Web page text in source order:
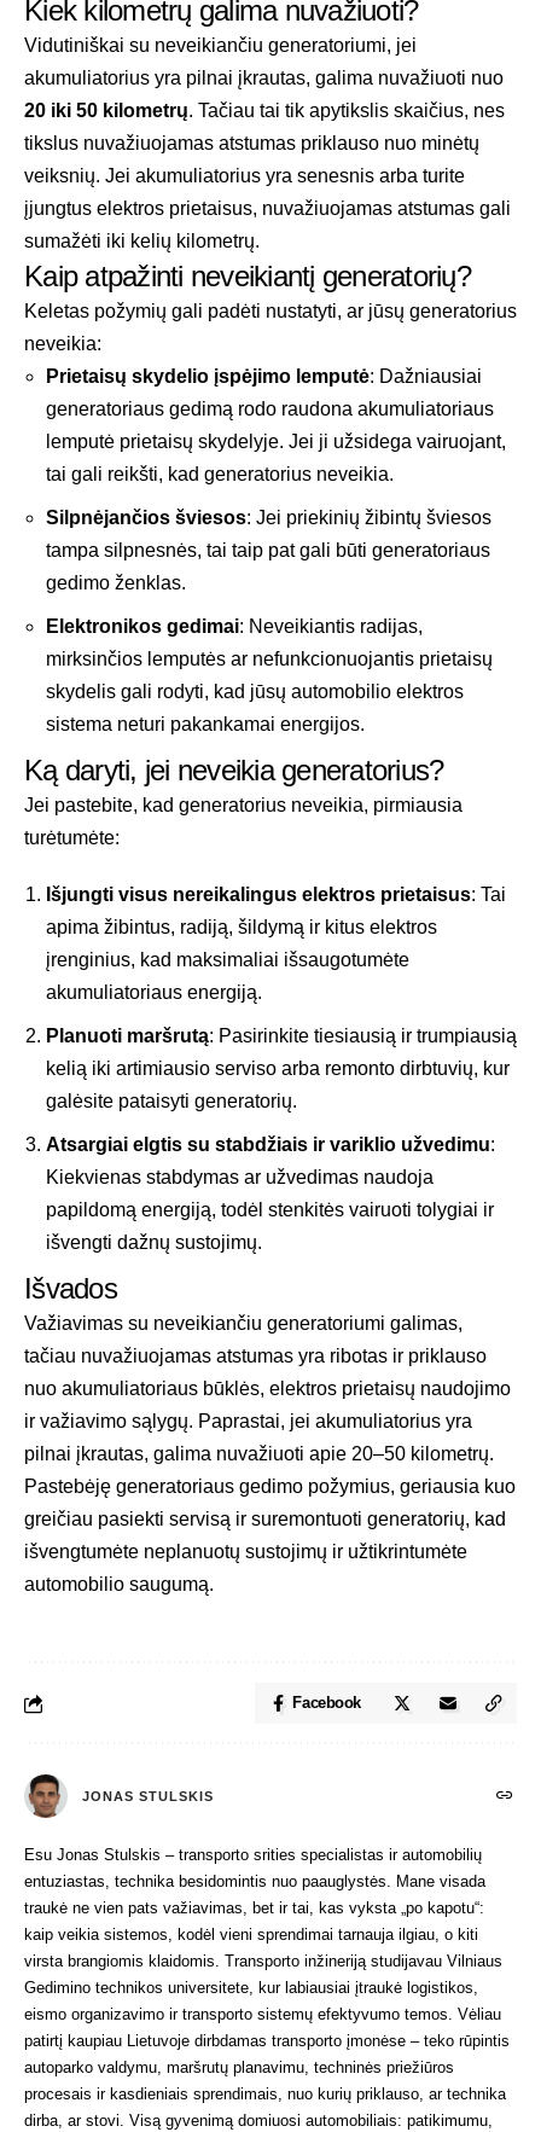
Kiek kilometrų galima nuvažiuoti?
Vidutiniškai su neveikiančiu generatoriumi, jei
akumuliatorius yra pilnai įkrautas, galima nuvažiuoti nuo
20 iki 50 kilometrų. Tačiau tai tik apytikslis skaičius, nes
tikslus nuvažiuojamas atstumas priklauso nuo minėtų
veiksnių. Jei akumuliatorius yra senesnis arba turite
įjungtus elektros prietaisus, nuvažiuojamas atstumas gali
sumažėti iki kelių kilometrų.
Kaip atpažinti neveikiantį generatorių?
Keletas požymių gali padėti nustatyti, ar jūsų generatorius
neveikia:
Prietaisų skydelio įspėjimo lemputė: Dažniausiai
generatoriaus gedimą rodo raudona akumuliatoriaus
lemputė prietaisų skydelyje. Jei ji užsidega vairuojant,
tai gali reikšti, kad generatorius neveikia.
Silpnėjančios šviesos: Jei priekinių žibintų šviesos
tampa silpnesnės, tai taip pat gali būti generatoriaus
gedimo ženklas.
Elektronikos gedimai: Neveikiantis radijas,
mirksinčios lemputės ar nefunkcionuojantis prietaisų
skydelis gali rodyti, kad jūsų automobilio elektros
sistema neturi pakankamai energijos.
Ką daryti, jei neveikia generatorius?
Jei pastebite, kad generatorius neveikia, pirmiausia
turėtumėte:
Išjungti visus nereikalingus elektros prietaisus: Tai
apima žibintus, radiją, šildymą ir kitus elektros
įrenginius, kad maksimaliai išsaugotumėte
akumuliatoriaus energiją.
Planuoti maršrutą: Pasirinkite tiesiausią ir trumpiausią
kelią iki artimiausio serviso arba remonto dirbtuvių, kur
galėsite pataisyti generatorių.
Atsargiai elgtis su stabdžiais ir variklio užvedimu:
Kiekvienas stabdymas ar užvedimas naudoja
papildomą energiją, todėl stenkitės vairuoti tolygiai ir
išvengti dažnų sustojimų.
Išvados
Važiavimas su neveikiančiu generatoriumi galimas,
tačiau nuvažiuojamas atstumas yra ribotas ir priklauso
nuo akumuliatoriaus būklės, elektros prietaisų naudojimo
ir važiavimo sąlygų. Paprastai, jei akumuliatorius yra
pilnai įkrautas, galima nuvažiuoti apie 20–50 kilometrų.
Pastebėję generatoriaus gedimo požymius, geriausia kuo
greičiau pasiekti servisą ir suremontuoti generatorių, kad
išvengtumėte neplanuotų sustojimų ir užtikrintumėte
automobilio saugumą.
Facebook
JONAS STULSKIS
Esu Jonas Stulskis – transporto srities specialistas ir automobilių
entuziastas, technika besidomintis nuo paauglystės. Mane visada
traukė ne vien pats važiavimas, bet ir tai, kas vyksta „po kapotu“:
kaip veikia sistemos, kodėl vieni sprendimai tarnauja ilgiau, o kiti
virsta brangiomis klaidomis. Transporto inžineriją studijavau Vilniaus
Gedimino technikos universitete, kur labiausiai įtraukė logistikos,
eismo organizavimo ir transporto sistemų efektyvumo temos. Vėliau
patirtį kaupiau Lietuvoje dirbdamas transporto įmonėse – teko rūpintis
autoparko valdymu, maršrutų planavimu, techninės priežiūros
procesais ir kasdieniais sprendimais, nuo kurių priklauso, ar technika
dirba, ar stovi. Visą gyvenimą domiuosi automobiliais: patikimumu,